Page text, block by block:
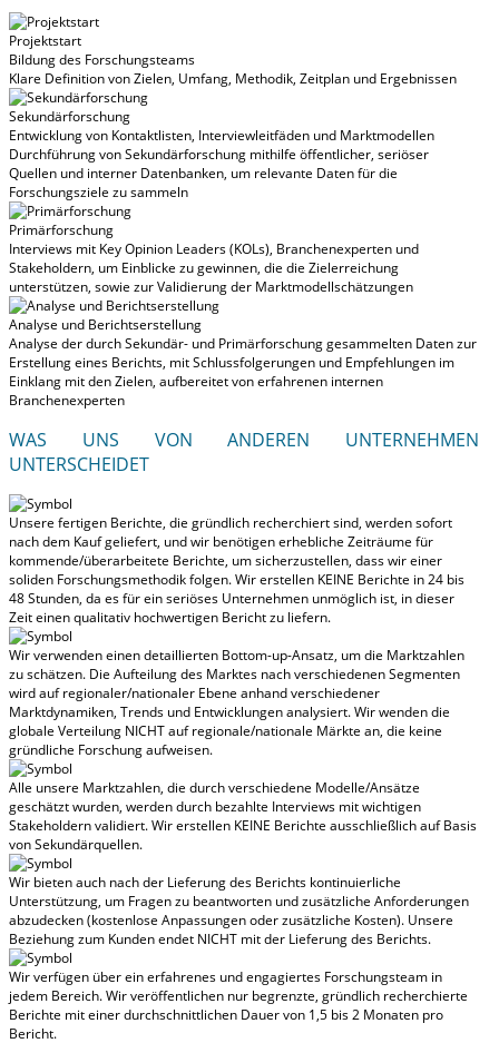
Projektstart
Bildung des Forschungsteams
Klare Definition von Zielen, Umfang, Methodik, Zeitplan und Ergebnissen
Sekundärforschung
Entwicklung von Kontaktlisten, Interviewleitfäden und Marktmodellen
Durchführung von Sekundärforschung mithilfe öffentlicher, seriöser
Quellen und interner Datenbanken, um relevante Daten für die
Forschungsziele zu sammeln
Primärforschung
Interviews mit Key Opinion Leaders (KOLs), Branchenexperten und
Stakeholdern, um Einblicke zu gewinnen, die die Zielerreichung
unterstützen, sowie zur Validierung der Marktmodellschätzungen
Analyse und Berichtserstellung
Analyse der durch Sekundär- und Primärforschung gesammelten Daten zur
Erstellung eines Berichts, mit Schlussfolgerungen und Empfehlungen im
Einklang mit den Zielen, aufbereitet von erfahrenen internen
Branchenexperten
WAS UNS VON ANDEREN UNTERNEHMEN
UNTERSCHEIDET
Unsere fertigen Berichte, die gründlich recherchiert sind, werdensofort
nach dem Kauf geliefert, und wir benötigen erhebliche Zeiträume für
kommende/überarbeitete Berichte, um sicherzustellen, dass wir einer
soliden Forschungsmethodik folgen.Wir erstellen KEINE Berichte in 24 bis
48 Stunden, da es für ein seriöses Unternehmen unmöglich ist, in dieser
Zeit einen qualitativ hochwertigen Bericht zu liefern.
Wir verwenden einen detaillierten Bottom-up-Ansatz, um die Marktzahlen
zu schätzen. Die Aufteilung des Marktes nach verschiedenen Segmenten
wird auf regionaler/nationaler Ebene anhand verschiedener
Marktdynamiken, Trends und Entwicklungen analysiert.Wir wenden die
globale Verteilung NICHT auf regionale/nationale Märkte an, die keine
gründliche Forschung aufweisen.
Alle unsere Marktzahlen, die durch verschiedene Modelle/Ansätze
geschätzt wurden, werden durch bezahlte Interviews mit wichtigen
Stakeholdern validiert.Wir erstellen KEINE Berichte ausschließlich auf Basis
von Sekundärquellen.
Wir bieten auch nach der Lieferung des Berichts kontinuierliche
Unterstützung, um Fragen zu beantworten und zusätzliche Anforderungen
abzudecken (kostenlose Anpassungen oder zusätzliche Kosten). Unsere
Beziehung zum Kunden endet NICHT mit der Lieferung des Berichts.
Wir verfügen über ein erfahrenes und engagiertes Forschungsteam in
jedem Bereich. Wir veröffentlichen nur begrenzte, gründlich recherchierte
Berichte miteiner durchschnittlichen Dauer von 1,5 bis 2 Monaten pro
Bericht.